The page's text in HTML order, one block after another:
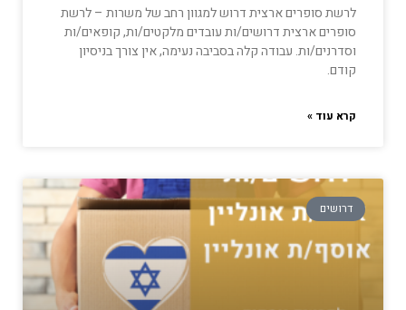
לרשת סופרים ארצית דרוש למגוון רחב של משרות – לרשת
סופרים ארצית דרושים/ות עובדים מלקטים/ות, קופאים/ות
וסדרנים/ות. עבודה קלה בסביבה נעימה, אין צורך בניסיון
קודם.
קרא עוד »
דרושים